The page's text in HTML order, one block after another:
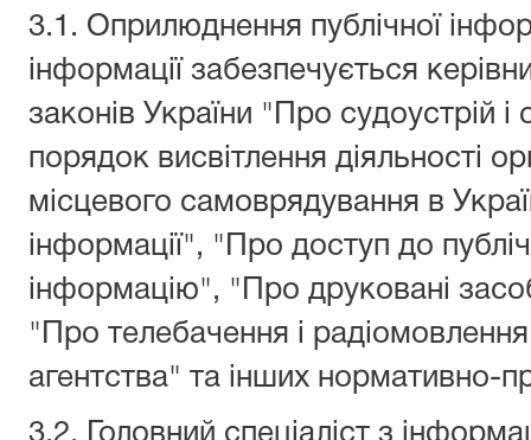
3.1. Оприлюднення публічної
інформації забезпечується
законів України "Про судоустрій
порядок висвітлення діяльності
місцевого самоврядування в
інформації", "Про доступ до
інформацію", "Про друковані
"Про телебачення і
агентства" та інших нормативно-
3.2. Головний спеціаліст з